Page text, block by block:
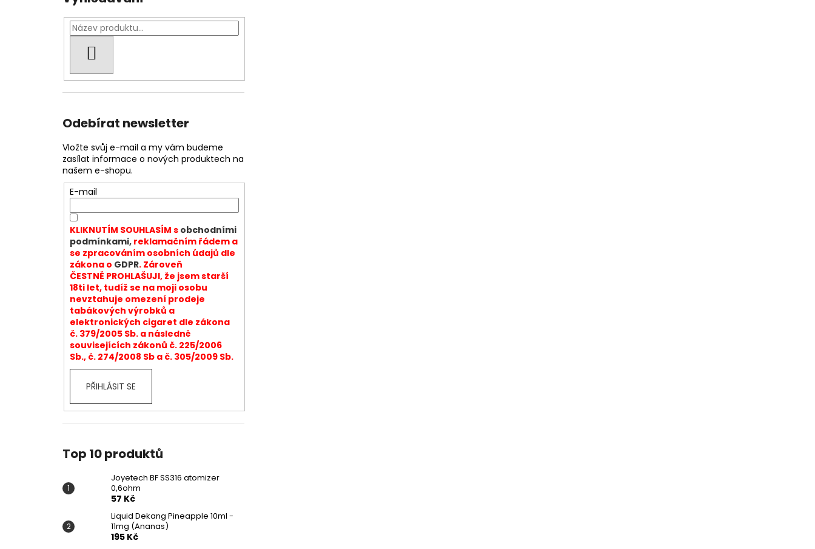
Odebírat newsletter
Vložte svůj e-mail a my vám budeme
zasílat informace o nových produktech na
našem e-shopu.
E-mail
KLIKNUTÍM SOUHLASÍM s obchodními
podmínkami,reklamačním řádem a
se zpracováním osobních údajů dle
zákona o GDPR. Zároveň
ČESTNĚ PROHLAŠUJI, že jsem starší
18ti let, tudíž se na moji osobu
nevztahuje omezení prodeje
tabákových výrobků a
elektronických cigaret dle zákona
č. 379/2005 Sb. a následně
souvisejících zákonů č. 225/2006
Sb., č. 274/2008 Sb a č. 305/2009 Sb.
PŘIHLÁSIT SE
Top 10 produktů
Joyetech BF SS316 atomizer
0,6ohm
57 Kč
Liquid Dekang Pineapple 10ml -
11mg (Ananas)
195 Kč